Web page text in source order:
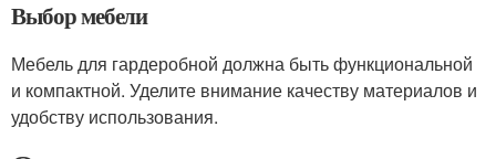
Выбор мебели
Мебель для гардеробной должна быть функциональной
и компактной. Уделите внимание качеству материалов и
удобству использования.